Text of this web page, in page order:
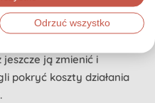
ją zmienić i
pokryć koszty działania
Odrzuć wszystko